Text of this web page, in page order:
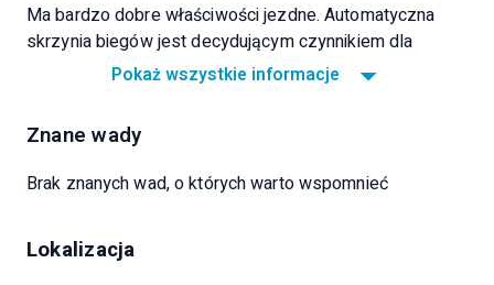
Ma bardzo dobre właściwości jezdne. Automatyczna
skrzynia biegów jest decydującym czynnikiem dla
relaksującej podróży wakacyjnej! Włączany hamulec
Jeśli zaskoczy Cię silny grad, nie ma problemu - ma
dach z TWS! Chociaż nie ma podpór z przodu, można go
szybko wypoziomować. Możesz być samowystarczalny
przez około trzy dni, więc system solarny byłby tylko
Wnętrze jest bardzo przestronne, z obszerną częścią
Pokaż wszystkie informacje
Znane wady
Brak znanych wad, o których warto wspomnieć
Lokalizacja